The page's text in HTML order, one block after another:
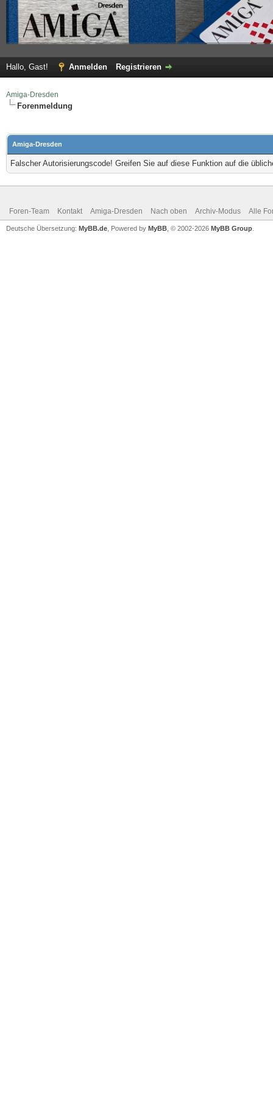
Hallo, Gast! Anmelden Registrieren
Amiga-Dresden
Forenmeldung
Amiga-Dresden
Falscher Autorisierungscode! Greifen Sie auf diese Funktion auf die
Foren-Team Kontakt Amiga-Dresden Nach oben Archiv-Modus Alle
Deutsche Übersetzung: MyBB.de , Powered by MyBB , © 2002-2026 MyBB Group